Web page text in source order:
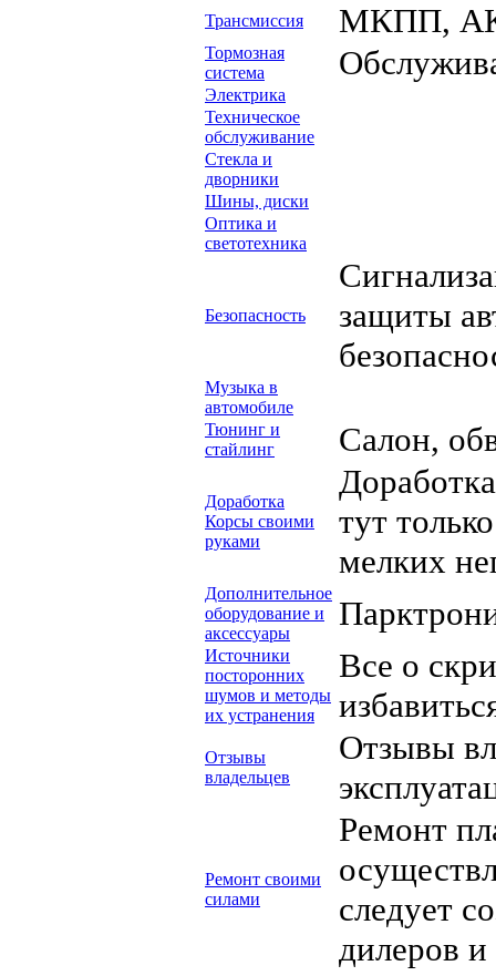
Трансмиссия МКПП,
Тормозная
система
Электрика
Техническое
обслуживание
Стекла и
дворники
Шины, диски
Оптика и
светотехника
Безопасность
защиты
Музыка в
автомобиле
Тюнинг и
стайлинг
Салон,
Доработка
Корсы своими
руками
тут
мелких
Дополнительное
оборудование и
аксессуары
Источники
посторонних
шумов и методы
их устранения
Все о
Отзывы
владельцев
Отзывы
Ремонт своими
силами
Ремонт
следует
дилеров и